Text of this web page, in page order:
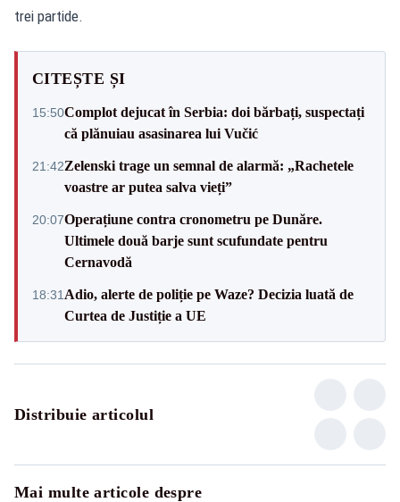
trei partide.
CITEȘTE ȘI
15:50Complot dejucat în Serbia: doi bărbați, suspectați
că plănuiau asasinarea lui Vučić
21:42Zelenski trage un semnal de alarmă: „Rachetele
voastre ar putea salva vieți”
20:07Operațiune contra cronometru pe Dunăre.
Ultimele două barje sunt scufundate pentru
Cernavodă
18:31 Adio, alerte de poliție pe Waze? Decizia luată de
Curtea de Justiție a UE
Distribuie articolul
Mai multe articole despre